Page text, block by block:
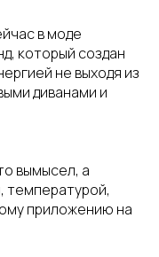
в моде
который создан
не выходя из
диванами и
вымысел, а
температурой,
приложению на